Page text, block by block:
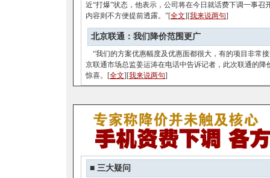
近“打爆”状态，他表示，公司将在今日就话费下调一事召
内容则不方便提前透露。”[全文][我来说两句]
北京联通：我们降价范围更广
“我们的方案优惠幅度及优惠面都很大，有的项目非常
京联通市场总监姜运涛在电话中告诉记者，此次联通的降
惊喜。[全文][我来说两句]
■ 三大疑问